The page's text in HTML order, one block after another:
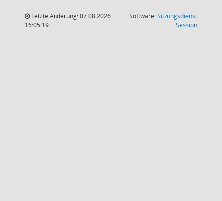
Letzte Änderung: 07.08.2026
16:05:19
Software:Sitzungsdienst
Session(Wird in